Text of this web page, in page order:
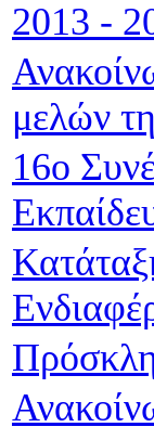
2013 -
μελών
16o